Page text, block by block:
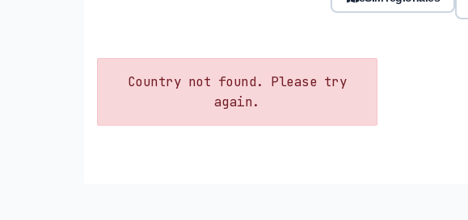
Country not found. Please try
again.